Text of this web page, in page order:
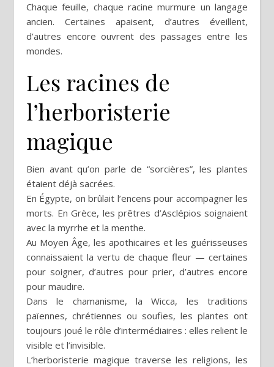
Chaque feuille, chaque racine murmure un langage
ancien. Certaines apaisent, d’autres éveillent,
d’autres encore ouvrent des passages entre les
mondes.
Les racines de
l’herboristerie
magique
Bien avant qu’on parle de “sorcières”, les plantes
étaient déjà sacrées.
En Égypte, on brûlait l’encens pour accompagner les
morts. En Grèce, les prêtres d’Asclépios soignaient
avec la myrrhe et la menthe.
Au Moyen Âge, les apothicaires et les guérisseuses
connaissaient la vertu de chaque fleur — certaines
pour soigner, d’autres pour prier, d’autres encore
pour maudire.
Dans le chamanisme, la Wicca, les traditions
païennes, chrétiennes ou soufies, les plantes ont
toujours joué le rôle d’intermédiaires : elles relient le
visible et l’invisible.
L’herboristerie magique traverse les religions, les